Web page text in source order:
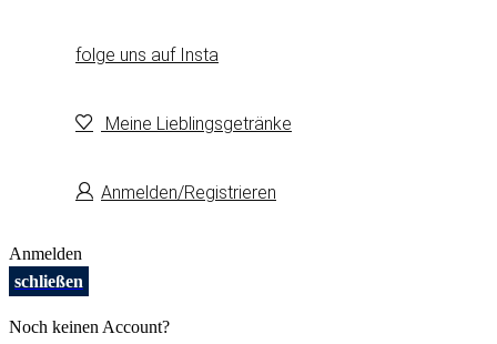
folge uns auf Insta
Meine Lieblingsgetränke
Anmelden/Registrieren
Anmelden
schließen
Noch keinen Account?